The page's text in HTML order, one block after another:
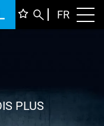
FR
PLUS